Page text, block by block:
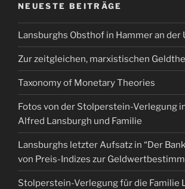
NEUESTE BEITRÄGE
Lansburghs Obsthof in Hammer an der
Zur zeitgleichen, marxistischen
Taxonomy of Monetary Theories
Fotos von der Stolperstein-Verlegung
Alfred Lansburgh und Familie
Lansburghs letzter Aufsatz in “Der
von Preis-Indizes zur
Stolperstein-Verlegung für die Familie